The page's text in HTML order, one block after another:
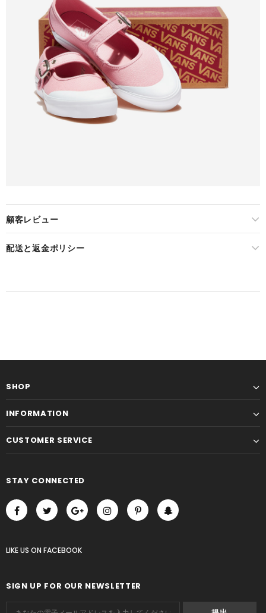
顧客レビュー
配送と返金ポリシー
SHOP
INFORMATION
CUSTOMER SERVICE
STAY CONNECTED
LIKE US ON FACEBOOK
SIGN UP FOR OUR NEWSLETTER